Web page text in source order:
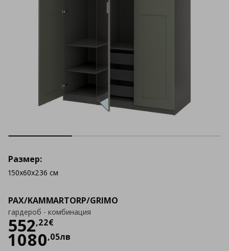
PAX/KAMMARTORP/GRIMO
гардероб - комбинация
552,22€
Цена
1080,05лв
Размер:
150x60x236 см